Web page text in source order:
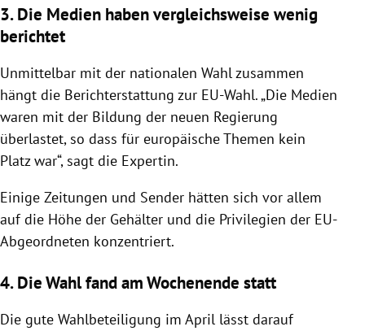
3. Die Medien haben vergleichsweise wenig
berichtet
Unmittelbar mit der nationalen Wahl zusammen
hängt die Berichterstattung zur EU-Wahl. „Die Medien
waren mit der Bildung der neuen Regierung
überlastet, so dass für europäische Themen kein
Platz war“, sagt die Expertin.
Einige Zeitungen und Sender hätten sich vor allem
auf die Höhe der Gehälter und die Privilegien der EU-
Abgeordneten konzentriert.
4. Die Wahl fand am Wochenende statt
Die gute Wahlbeteiligung im April lässt darauf